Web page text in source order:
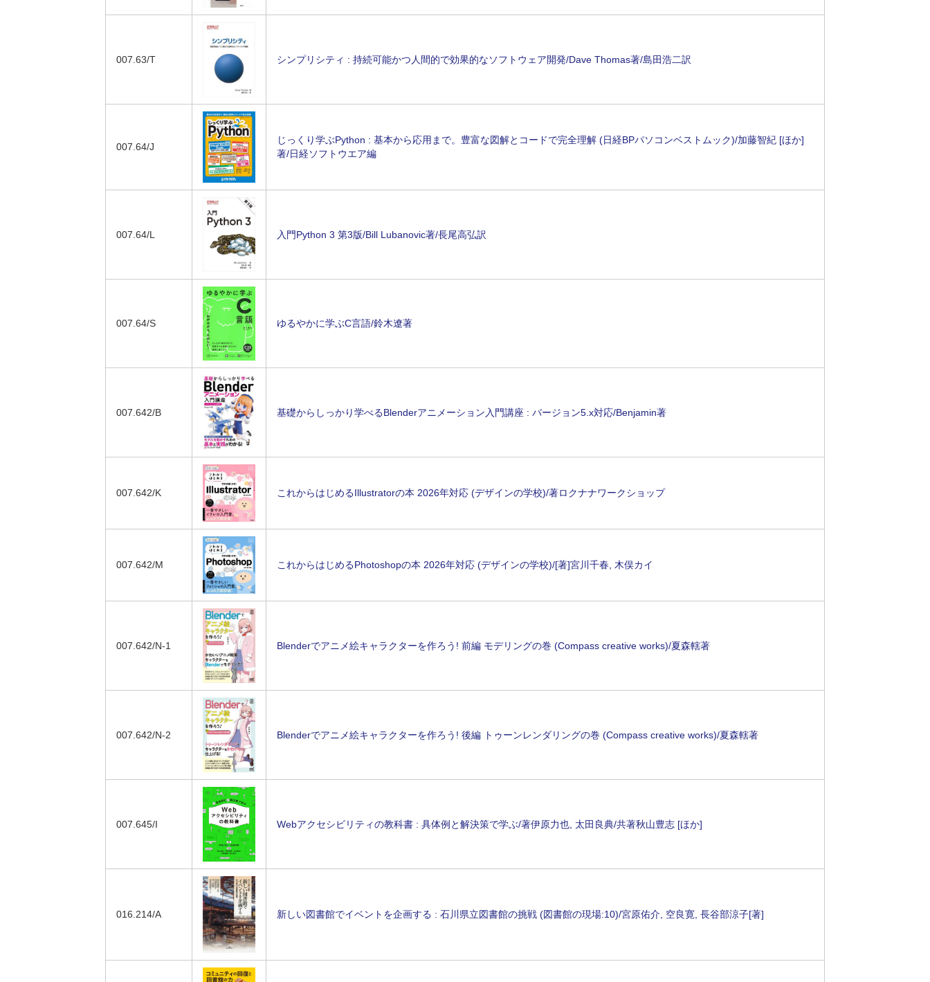
007.63/T シンプリシティ : 持続可能かつ人間的で効果的なソフトウェア開発/Dave Thomas著/島田浩二訳
007.64/J
じっくり学ぶPython : 基本から応用まで。豊富な図解とコードで完全理解 (日経BPパソコンベストムック)/加藤智紀 [ほか]
著/日経ソフトウエア編
007.64/L 入門Python 3 第3版/Bill Lubanovic著/長尾高弘訳
007.64/S ゆるやかに学ぶC言語/鈴木遼著
007.642/B 基礎からしっかり学べるBlenderアニメーション入門講座 : バージョン5.x対応/Benjamin著
007.642/K これからはじめるIllustratorの本 2026年対応 (デザインの学校)/著ロクナナワークショップ
007.642/M これからはじめるPhotoshopの本 2026年対応 (デザインの学校)/[著]宮川千春, 木俣カイ
007.642/N-1 Blenderでアニメ絵キャラクターを作ろう! 前編 モデリングの巻 (Compass creative works)/夏森轄著
007.642/N-2 Blenderでアニメ絵キャラクターを作ろう! 後編 トゥーンレンダリングの巻 (Compass creative works)/夏森轄著
007.645/I Webアクセシビリティの教科書 : 具体例と解決策で学ぶ/著伊原力也, 太田良典/共著秋山豊志 [ほか]
016.214/A 新しい図書館でイベントを企画する : 石川県立図書館の挑戦 (図書館の現場:10)/宮原佑介, 空良寛, 長谷部涼子[著]